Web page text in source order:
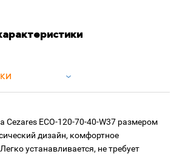
Cezares ECO-120-70-40-W37 размером
дизайн, комфортное
устанавливается, не требует